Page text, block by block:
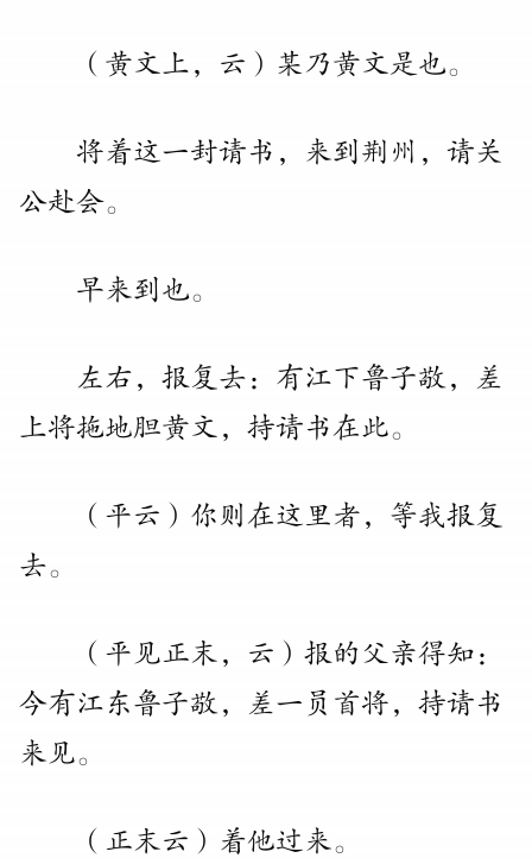
（ 黄文上， 云 ） 某乃黄文是也。
将着这一封请书 ， 来到荆州 ， 请关
公赴会。
早来到也。
左右， 报复去：有江下鲁子敬 ，
差
上将拖地胆黄文 ， 持请书在此。
（ 平云 ） 你则在这里者， 等我报复
去。
（ 平见正末， 云 ） 报的父亲得知：
今有江东鲁子敬 ， 差一员首将， 持请书
来见。
（ 正末云 ） 着他过来。